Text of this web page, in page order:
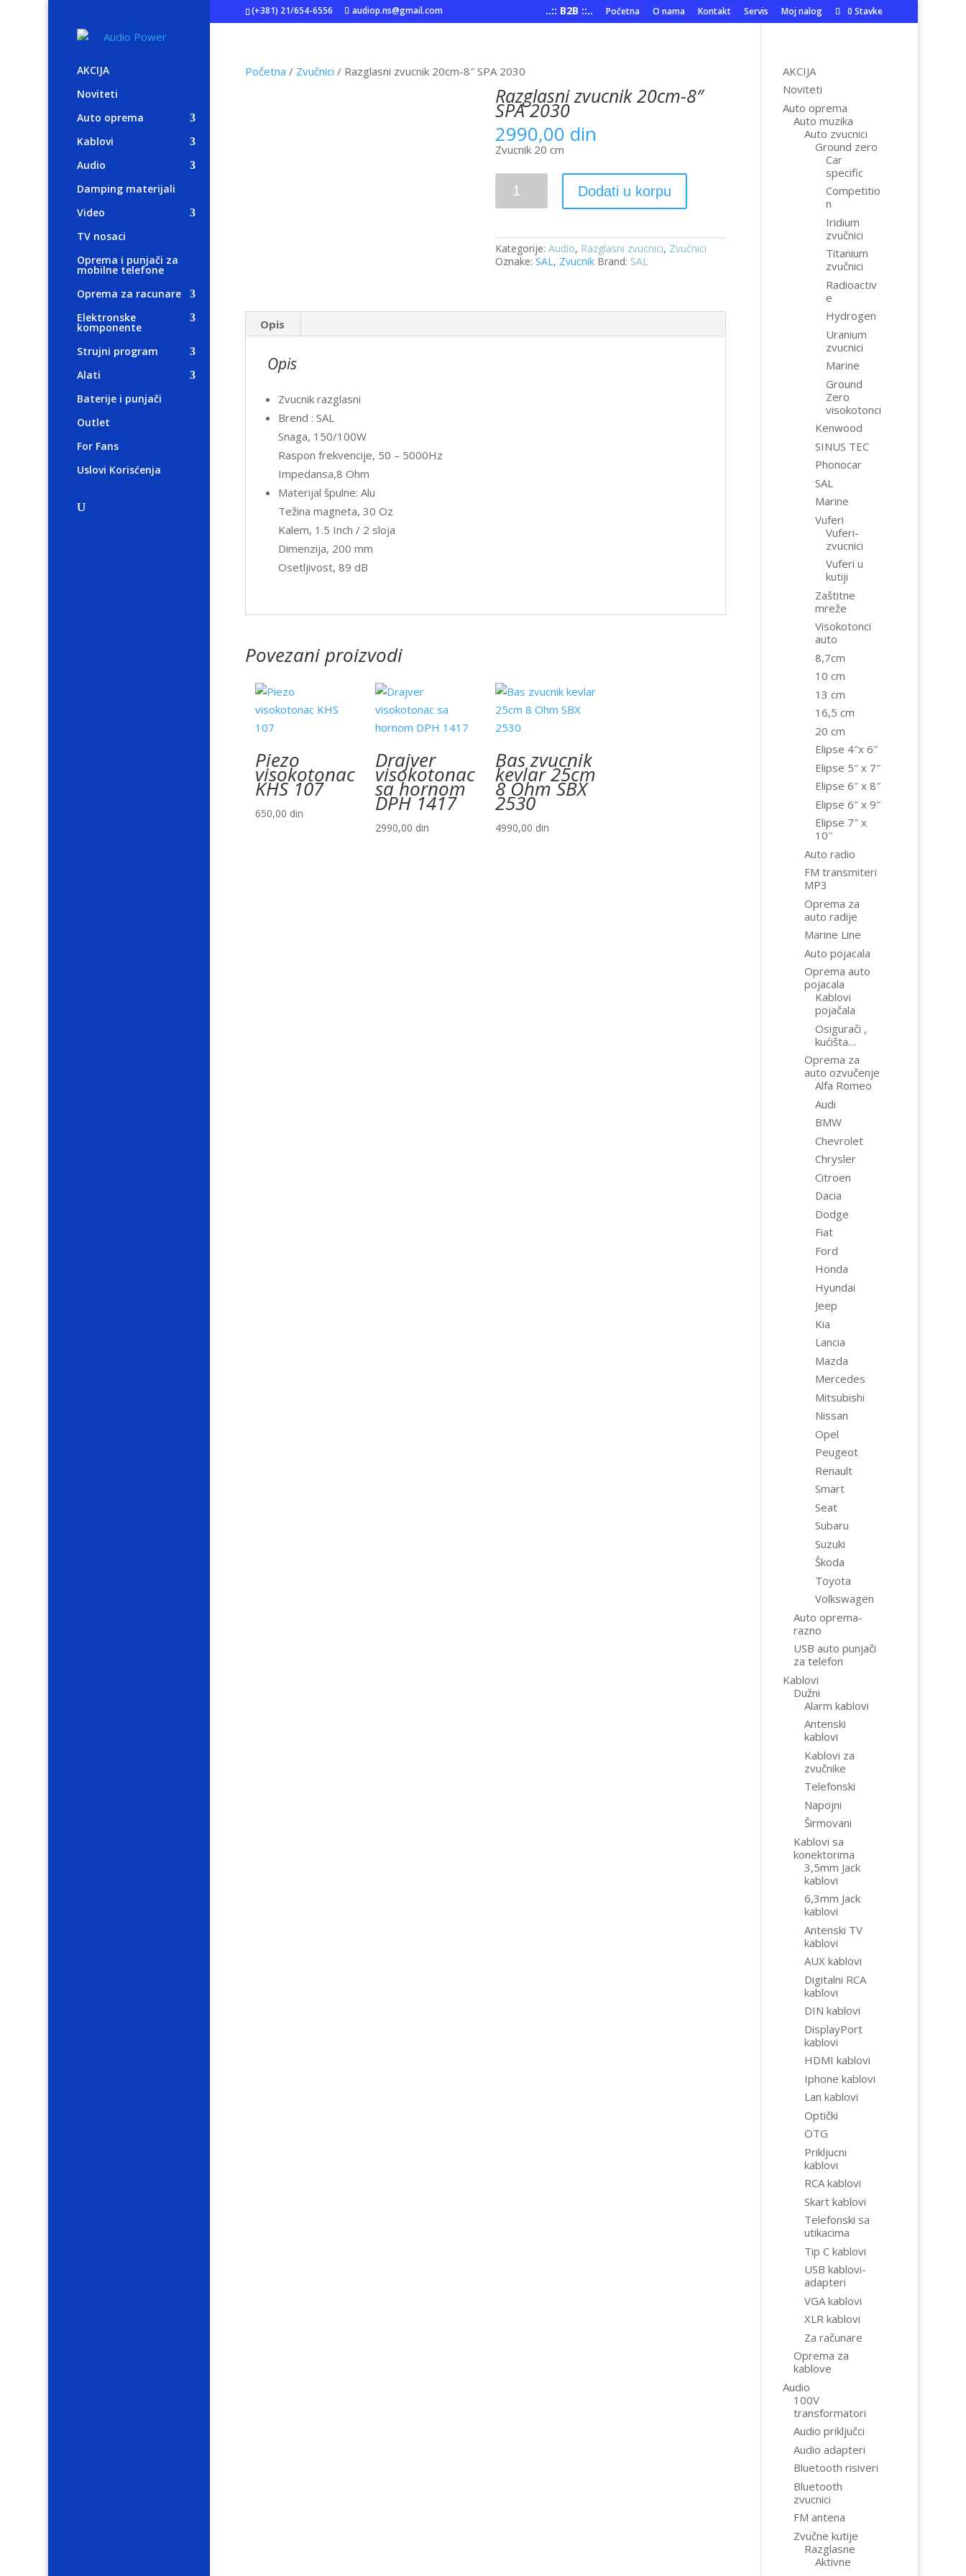
(+381) 21/654-6556 audiop.ns@gmail.com ..:: B2B ::.. Početna O nama Kontakt Servis Moj nalog 0 Stavke
AKCIJA
Noviteti
Auto oprema
Kablovi
Audio
Damping materijali
Video
TV nosaci
Oprema i punjači za
mobilne telefone
Oprema za racunare
Elektronske
komponente
Strujni program
Alati
Baterije i punjači
Outlet
For Fans
Uslovi Korisćenja
Početna / Zvučnici / Razglasni zvucnik 20cm-8″ SPA 2030
Razglasni zvucnik 20cm-8″
SPA 2030
2990,00 din
Zvucnik 20 cm
Razglasni
zvucnik
20cm-
2030
količina
Dodati u korpu
Kategorije:Audio, Razglasni zvucnici, Zvučnici
Oznake:SAL , Zvucnik Brand: SAL
Opis
Opis
Zvucnik razglasni
Brend : SAL
Snaga, 150/100W
Raspon frekvencije, 50 – 5000Hz
Impedansa,8 Ohm
Materijal špulne: Alu
Težina magneta, 30 Oz
Kalem, 1.5 Inch / 2 sloja
Dimenzija, 200 mm
Osetljivost, 89 dB
Povezani proizvodi
Piezo
visokotonac
KHS 107
650,00 din
Drajver
visokotonac
sa hornom
DPH 1417
2990,00 din
Bas zvucnik
kevlar 25cm
8 Ohm SBX
2530
4990,00 din
AKCIJA
Noviteti
Auto oprema
Auto muzika
Auto zvucnici
Ground zero
Car
specific
Competitio
n
Iridium
zvučnici
Titanium
zvučnici
Radioactiv
e
Hydrogen
Uranium
zvucnici
Marine
Ground
Zero
visokotonci
Kenwood
SINUS TEC
Phonocar
SAL
Marine
Vuferi
Vuferi-
zvucnici
Vuferi u
kutiji
Zaštitne
mreže
Visokotonci
auto
8,7cm
10 cm
13 cm
16,5 cm
20 cm
Elipse 4″x 6″
Elipse 5″ x 7″
Elipse 6″ x 8″
Elipse 6″ x 9″
Elipse 7″ x
10″
Auto radio
FM transmiteri
MP3
Oprema za
auto radije
Marine Line
Auto pojacala
Oprema auto
pojacala
Kablovi
pojačala
Osigurači ,
kućišta…
Oprema za
auto ozvučenje
Alfa Romeo
Audi
BMW
Chevrolet
Chrysler
Citroen
Dacia
Dodge
Fiat
Ford
Honda
Hyundai
Jeep
Kia
Lancia
Mazda
Mercedes
Mitsubishi
Nissan
Opel
Peugeot
Renault
Smart
Seat
Subaru
Suzuki
Škoda
Toyota
Volkswagen
Auto oprema-
razno
USB auto punjači
za telefon
Kablovi
Dužni
Alarm kablovi
Antenski
kablovi
Kablovi za
zvučnike
Telefonski
Napojni
Širmovani
Kablovi sa
konektorima
3,5mm Jack
kablovi
6,3mm Jack
kablovi
Antenski TV
kablovi
AUX kablovi
Digitalni RCA
kablovi
DIN kablovi
DisplayPort
kablovi
HDMI kablovi
Iphone kablovi
Lan kablovi
Optički
OTG
Prikljucni
kablovi
RCA kablovi
Skart kablovi
Telefonski sa
utikacima
Tip C kablovi
USB kablovi-
adapteri
VGA kablovi
XLR kablovi
Za računare
Oprema za
kablove
Audio
100V
transformatori
Audio priključci
Audio adapteri
Bluetooth risiveri
Bluetooth
zvucnici
FM antena
Zvučne kutije
Razglasne
Aktivne